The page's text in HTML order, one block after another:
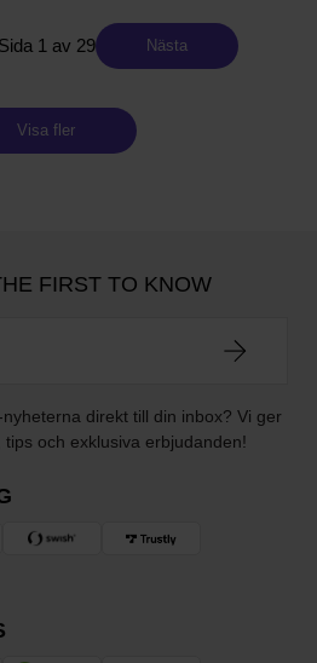
Sida 1 av 29 Nästa
Visa fler
FIRST TO KNOW
direkt till din inbox? Vi ger
och exklusiva erbjudanden!